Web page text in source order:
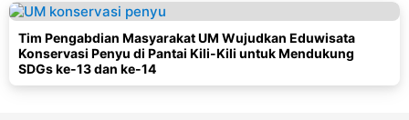
Tim Pengabdian Masyarakat UM Wujudkan Eduwisata
Konservasi Penyu di Pantai Kili-Kili untuk Mendukung
SDGs ke-13 dan ke-14